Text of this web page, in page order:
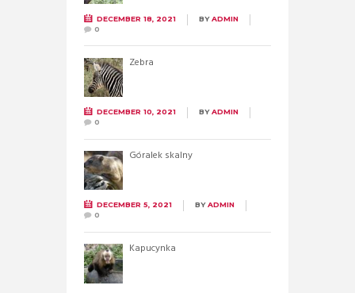
DECEMBER 18, 2021 BYADMIN
0
Zebra
DECEMBER 10, 2021 BYADMIN
0
Góralek skalny
DECEMBER 5, 2021 BYADMIN
0
Kapucynka